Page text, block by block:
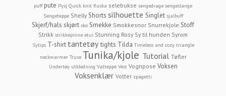
puff pute Pysj Quick knit Ruska selebukse sengedrage sengeslange
Sengeteppe Shelly Shorts silhouette Singlet sjalbuff
Skjerf/hals skjørt sko Smekke Smokkesnor Snurrekjole Stoff
Strikk strikkepinne etui Stunning Rosy Sy til hunden Syrom
Sytips T-shirt tantetøy tights Tilda Timeless and cozy triangle
neckwarmer Truse Tunika/kjole Tutorial Tøfler
Undertøy utkledning Vatteppe Vest Vognpose Voksen
Voksenklær Votter zpagetti